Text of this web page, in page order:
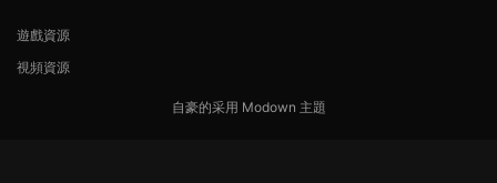
遊戲資源
視頻資源
自豪的采用 Modown 主題